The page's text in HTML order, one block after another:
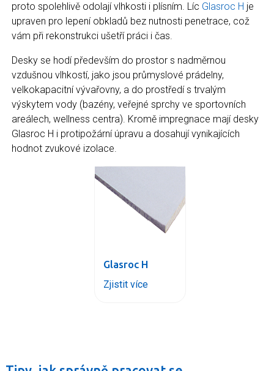
proto spolehlivě odolají vlhkosti i plísním. Líc Glasroc H je
upraven pro lepení obkladů bez nutnosti penetrace, což
vám při rekonstrukci ušetří práci i čas.
Desky se hodí především do prostor s nadměrnou
vzdušnou vlhkostí, jako jsou průmyslové prádelny,
velkokapacitní vývařovny, a do prostředí s trvalým
výskytem vody (bazény, veřejné sprchy ve sportovních
areálech, wellness centra). Kromě impregnace mají desky
Glasroc H i protipožární úpravu a dosahují vynikajících
hodnot zvukové izolace.
Glasroc H
Zjistit více